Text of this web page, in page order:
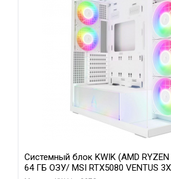
Системный блок KWIK (AMD
64 ГБ ОЗУ/ MSI RTX5080 VENTUS 3X